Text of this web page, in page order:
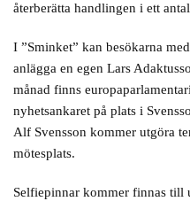
återberätta handlingen i ett
I ”Sminket” kan besökarna
anlägga en egen Lars
månad finns
nyhetsankaret på plats i
Alf Svensson kommer utgöra
mötesplats.
Selfiepinnar kommer finnas till